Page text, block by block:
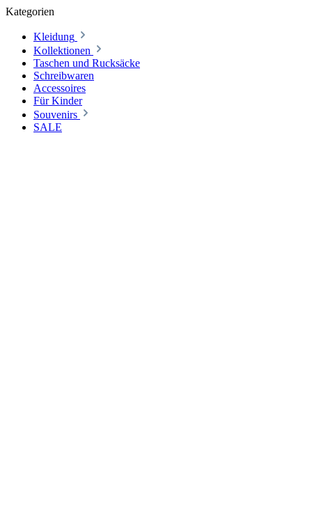
Kategorien
Kleidung
Kollektionen
Taschen und Rucksäcke
Schreibwaren
Accessoires
Für Kinder
Souvenirs
SALE